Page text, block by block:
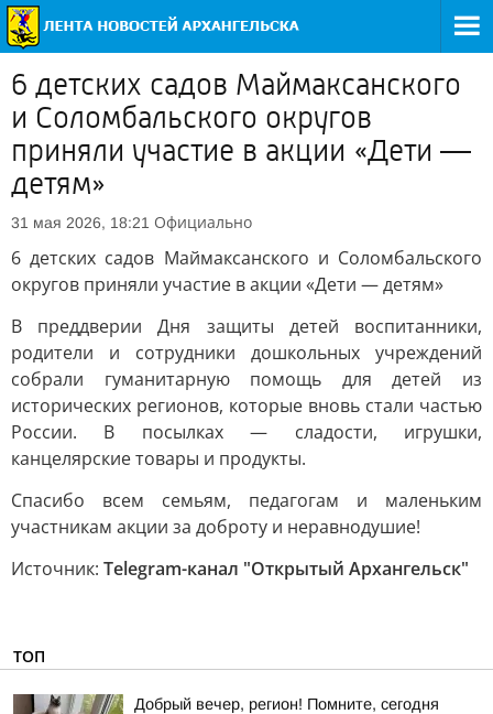
6 детских садов Маймаксанского
и Соломбальского округов
приняли участие в акции «Дети —
детям»
31 мая 2026, 18:21 Официально
6 детских садов Маймаксанского и Соломбальского
округов приняли участие в акции «Дети — детям»
В преддверии Дня защиты детей воспитанники,
родители и сотрудники дошкольных учреждений
собрали гуманитарную помощь для детей из
исторических регионов, которые вновь стали частью
России. В посылках — сладости, игрушки,
канцелярские товары и продукты.
Спасибо всем семьям, педагогам и маленьким
участникам акции за доброту и неравнодушие!
Источник: Telegram-канал "Открытый Архангельск"
ТОП
Добрый вечер, регион! Помните, сегодня